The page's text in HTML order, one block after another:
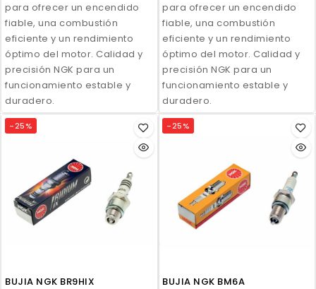
para ofrecer un encendido
fiable, una combustión
eficiente y un rendimiento
óptimo del motor. Calidad y
precisión NGK para un
funcionamiento estable y
duradero.
para ofrecer un encendido
fiable, una combustión
eficiente y un rendimiento
óptimo del motor. Calidad y
precisión NGK para un
funcionamiento estable y
duradero.
-25%
BUJIA NGK BR9HIX
-25%
BUJIA NGK BM6A